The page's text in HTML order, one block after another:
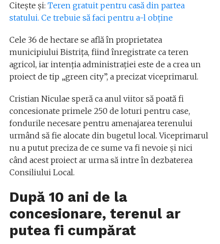
Citește și: Teren gratuit pentru casă din partea
statului. Ce trebuie să faci pentru a-l obține
Cele 36 de hectare se află în proprietatea
municipiului Bistriţa, fiind înregistrate ca teren
agricol, iar intenţia administraţiei este de a crea un
proiect de tip „green city”, a precizat viceprimarul.
Cristian Niculae speră ca anul viitor să poată fi
concesionate primele 250 de loturi pentru case,
fondurile necesare pentru amenajarea terenului
urmând să fie alocate din bugetul local. Viceprimarul
nu a putut preciza de ce sume va fi nevoie şi nici
când acest proiect ar urma să intre în dezbaterea
Consiliului Local.
După 10 ani de la
concesionare, terenul ar
putea fi cumpărat